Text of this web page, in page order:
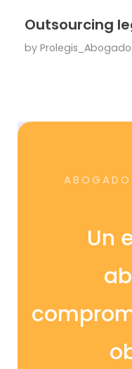
Outsourcing
by
Un